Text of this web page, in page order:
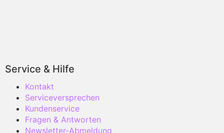
Service & Hilfe
Kontakt
Serviceversprechen
Kundenservice
Fragen & Antworten
Newsletter-Abmeldung